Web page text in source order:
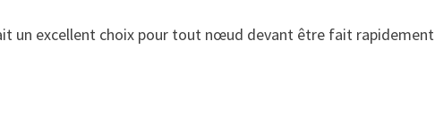
un excellent choix pour tout nœud devant être fait rapidement